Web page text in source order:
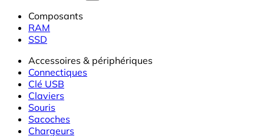
Composants
RAM
SSD
Accessoires & périphériques
Connectiques
Clé USB
Claviers
Souris
Sacoches
Chargeurs